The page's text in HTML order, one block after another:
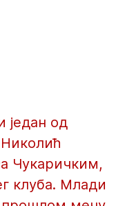
један од
Чукаричким,
клуба. Млади